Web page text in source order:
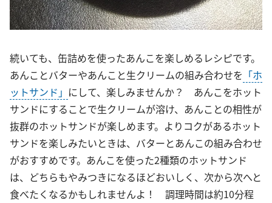
続いても、缶詰めを使ったあんこを楽しめるレシピです。
あんことバターやあんこと生クリームの組み合わせを 「ホ
ットサンド」 にして、楽しみませんか？ あんこをホット
サンドにすることで生クリームが溶け、あんことの相性が
抜群のホットサンドが楽しめます。よりコクがあるホット
サンドを楽しみたいときは、バターとあんこの組み合わせ
がおすすめです。あんこを使った2種類のホットサンド
は、どちらもやみつきになるほどおいしく、次から次へと
食べたくなるかもしれませんよ！ 調理時間は約10分程